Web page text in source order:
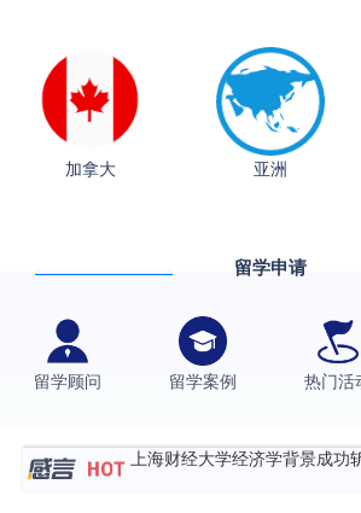
加拿大 亚洲
留学申请
留学顾问 留学案例 热门活
香港理工大学王牌专业录取案例
格拉斯哥大学国际商务硕士录
伯明翰大学数字媒体与创意产
Offer
上海财经大学经济学背景成功